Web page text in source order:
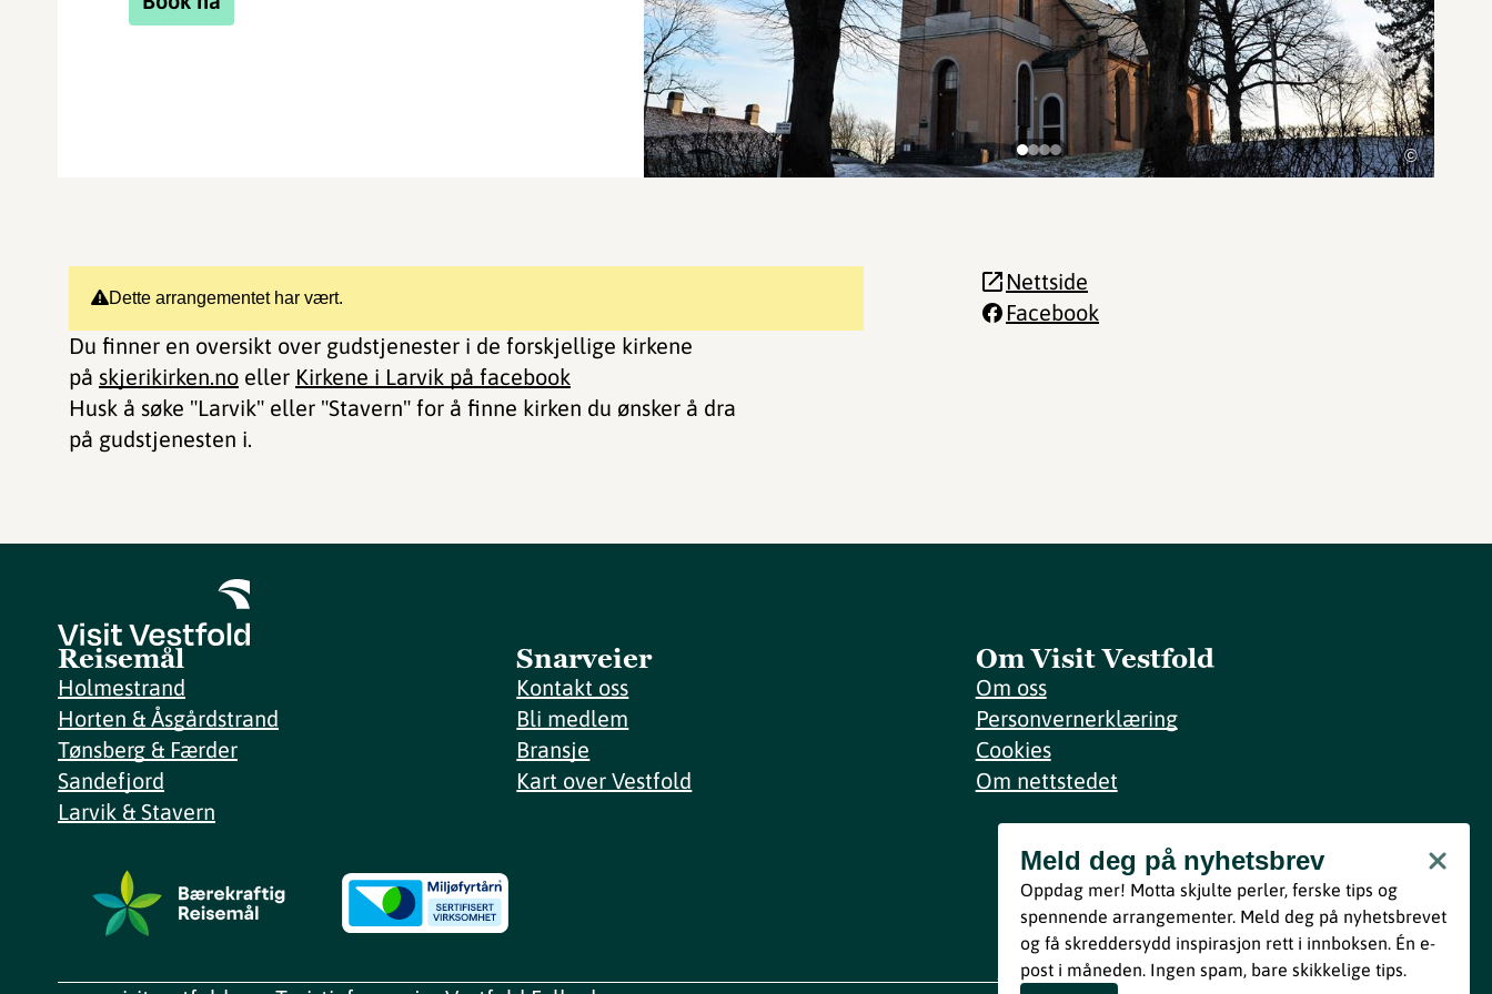
©
Dette arrangementet har vært.
Du finner en oversikt over gudstjenester i de forskjellige kirkene
på skjerikirken.no eller Kirkene i Larvik på facebook
Husk å søke "Larvik" eller "Stavern" for å finne kirken du ønsker å dra
på gudstjenesten i.
Nettside
Facebook
Reisemål
Holmestrand
Horten & Åsgårdstrand
Tønsberg & Færder
Sandefjord
Larvik & Stavern
Snarveier
Kontakt oss
Bli medlem
Bransje
Kart over Vestfold
Om Visit Vestfold
Om oss
Personvernerklæring
Cookies
Om nettstedet
Meld deg på nyhetsbrev
Bli med
Ved å melde deg inn godtar du våre vilkår i henhold til vår
personvernerklæring.
Meld deg på nyhetsbrev
Oppdag mer! Motta skjulte perler, ferske tips og
spennende arrangementer. Meld deg på nyhetsbrevet
og få skreddersydd inspirasjon rett i innboksen. Én e-
post i måneden. Ingen spam, bare skikkelige tips.